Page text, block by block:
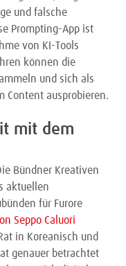
und falsche
Prompting-App ist
von KI-Tools
können die
und sich als
Content ausprobieren.
mit dem
Bündner Kreativen
aktuellen
für Furore
Seppo Caluori
in Koreanisch und
genauer betrachtet